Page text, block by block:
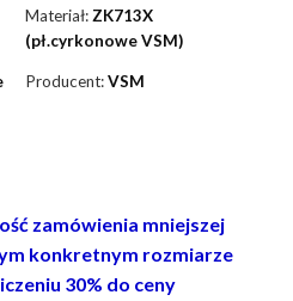
Materiał: ZK713X
(pł.cyrkonowe VSM)
Producent:VSM
zamówienia mniejszej
konkretnym rozmiarze
30% do ceny